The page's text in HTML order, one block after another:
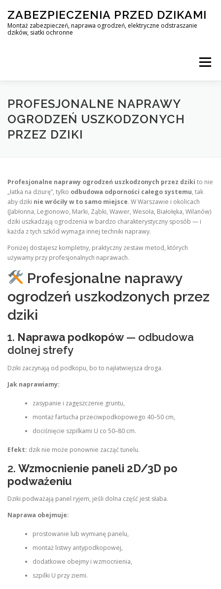
content
ZABEZPIECZENIA PRZED DZIKAMI
Montaż zabezpieczeń, naprawa ogrodzeń, elektryczne odstraszanie
dzików, siatki ochronne
Menu
STOP DZIK
PROFESJONALNA OCHRONA PRZED DZIKAMI • WARSZAWA
KONTAKT
PROFESJONALNE NAPRAWY
OGRODZEŃ USZKODZONYCH
PRZEZ DZIKI
Profesjonalne naprawy ogrodzeń uszkodzonych przez dziki to nie
„łatka na dziurę”, tylko odbudowa odporności całego systemu, tak
aby dziki nie wróciły w to samo miejsce. W Warszawie i okolicach
(Jabłonna, Legionowo, Marki, Ząbki, Wawer, Wesoła, Białołęka, Wilanów)
dziki uszkadzają ogrodzenia w bardzo charakterystyczny sposób — i
każda z tych szkód wymaga innej techniki naprawy.
Poniżej dostajesz kompletny, praktyczny zestaw metod, których
używamy przy profesjonalnych naprawach.
Profesjonalne naprawy
ogrodzeń uszkodzonych przez
dziki
1. Naprawa podkopów— odbudowa
dolnej strefy
Dziki zaczynają od podkopu, bo to najłatwiejsza droga.
Jak naprawiamy:
zasypanie i zagęszczenie gruntu,
montaż fartucha przeciwpodkopowego 40–50 cm,
dociśnięcie szpilkami U co 50–80 cm.
Efekt: dzik nie może ponownie zacząć tunelu.
2. Wzmocnienie paneli 2D/3D po
podważeniu
Dziki podważają panel ryjem, jeśli dolna część jest słaba.
Naprawa obejmuje:
prostowanie lub wymianę panelu,
montaż listwy antypodkopowej,
dodatkowe obejmy i wzmocnienia,
szpilki U przy ziemi.